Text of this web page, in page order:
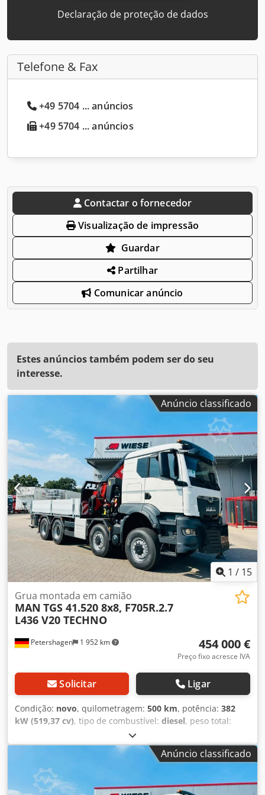
Declaração de proteção de dados
Telefone & Fax
+49 5704 ... anúncios
+49 5704 ... anúncios
Contactar o fornecedor
Visualização de impressão
Guardar
Partilhar
Comunicar anúncio
Estes anúncios também podem ser do seu
interesse.
Anúncio classificado
1 / 15
Petershagen 1 952 km
Grua montada em camião
MAN TGS 41.520 8x8, F705R.2.7
L436 V20 TECHNO
454 000 €
Preço fixo acresce IVA
Solicitar Ligar
Condição: novo, quilometragem: 500 km, potência: 382
kW (519,37 cv), tipo de combustível: diesel, peso total:
, configuração de eixo:
de engrenagem:automático, classe de emissão:Euro 6,
, altura total:3 850 mm, Ano de
fabrico:2026
ar condicionado, programa eletrónico de estabilidade
Anúncio classificado